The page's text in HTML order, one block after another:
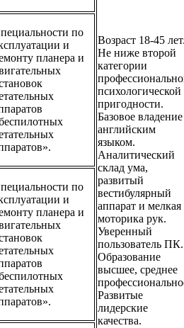
Возраст 18-45
Не ниже второй
категории
психологической
пригодности.
Базовое владение
английским
языком.
Аналитический
склад ума,
развитый
вестибулярный
аппарат и мелкая
моторика рук.
Уверенный
пользователь ПК.
Образование
высшее, среднее
Развитые
лидерские
качества.
по
и
планера и
по
и
планера и